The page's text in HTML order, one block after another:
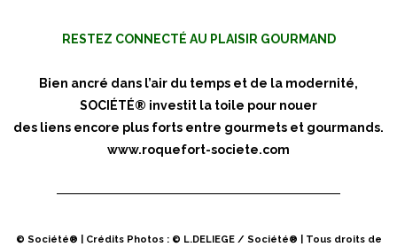
RESTEZ CONNECTÉ AU PLAISIR GOURMAND
Bien ancré dans l’air du temps et de la modernité,
SOCIÉTÉ® investit la toile pour nouer
des liens encore plus forts entre gourmets et gourmands.
www.roquefort-societe.com
© Société® | Crédits Photos : © L.DELIEGE / Société® | Tous droits de